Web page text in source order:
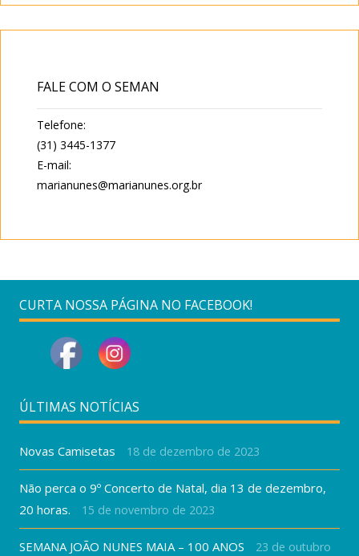
FALE COM O SEMAN
Telefone:
(31) 3445-1377
E-mail:
marianunes@marianunes.org.br
CURTA NOSSA PÁGINA NO FACEBOOK!
ÚLTIMAS NOTÍCIAS
Novas Camisetas 18 de dezembro de 2023
Não perca o 9º Concerto de Natal, dia 13 de dezembro,
20 horas.
15 de novembro de 2023
SEMANA JOÃO NUNES MAIA – 100 ANOS
23 de outubro